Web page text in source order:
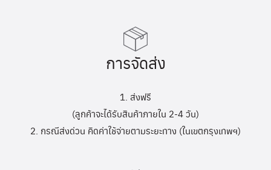
การจัดส่ง
1. ส่งฟรี
(ลูกค้าจะได้รับสินค้าภายใน 2-4 วัน)
2. กรณีส่งด่วน คิดค่าใช้จ่ายตามระยะทาง (ในเขตกรุงเทพฯ)